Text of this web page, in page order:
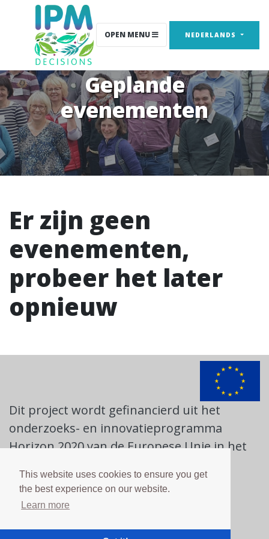
This website uses cookies to ensure you get
the best experience on our website.
Learn more
OPEN MENU NEDERLANDS
Geplande
evenementen
Er zijn geen
evenementen,
probeer het later
opnieuw
Dit project wordt gefinancierd uit het
onderzoeks- en innovatieprogramma
Horizon 2020 van de Europese Unie in het
817617. Meer informatie vindt u op
https://ec.europa.eu